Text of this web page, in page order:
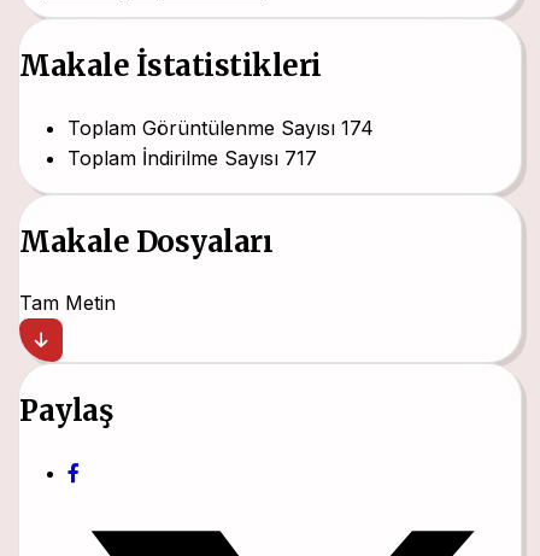
Makale İstatistikleri
Toplam Görüntülenme Sayısı 174
Toplam İndirilme Sayısı 717
Makale Dosyaları
Tam Metin
Paylaş